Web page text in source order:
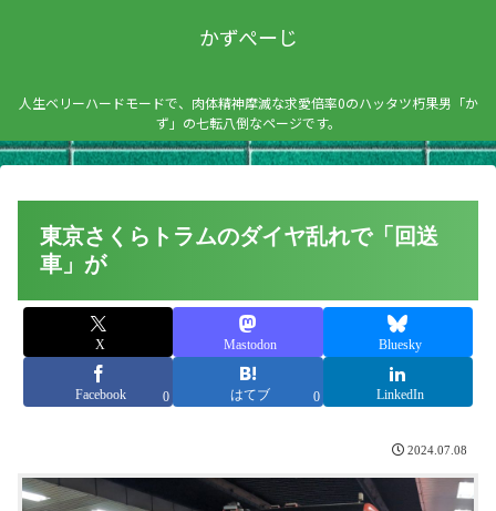
かずぺーじ
人生ベリーハードモードで、肉体精神摩滅な求愛倍率0のハッタツ朽果男「か
ず」の七転八倒なページです。
東京さくらトラムのダイヤ乱れで「回送
車」が
X Mastodon Bluesky
Facebook 0 はてブ 0 LinkedIn
2024.07.08